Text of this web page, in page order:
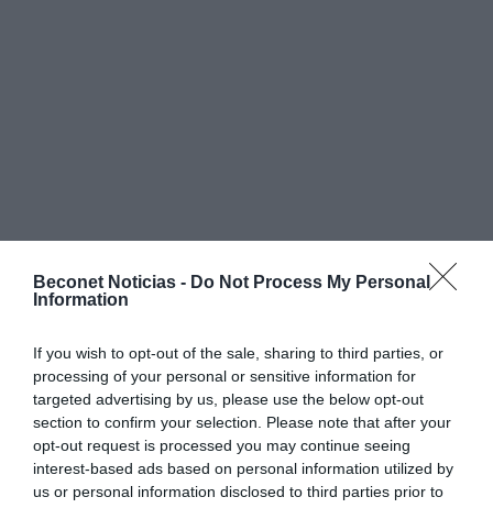
Beconet Noticias - Do Not Process My Personal
Information
If you wish to opt-out of the sale, sharing to third parties, or
processing of your personal or sensitive information for
targeted advertising by us, please use the below opt-out
section to confirm your selection. Please note that after your
opt-out request is processed you may continue seeing
interest-based ads based on personal information utilized by
us or personal information disclosed to third parties prior to
Sánchez , defendió que un proyecto de estas características
debe desarrollarse con la máxima transparencia institucional,
permitiendo que tanto la Corporación como la ciudadanía
conozcan el estado de la tramitación, las autorizaciones
necesarias, las medidas previstas y las posibles afecciones
derivadas de su implantación.